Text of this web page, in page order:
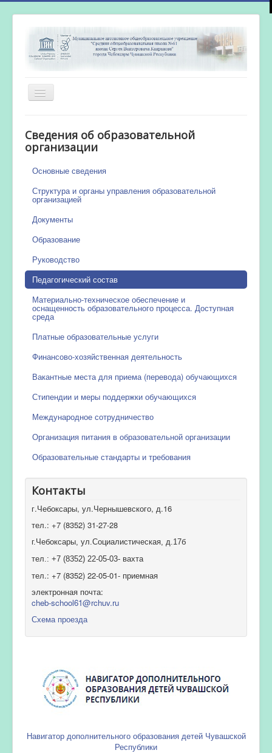
Включить/
выключить
Новости
Сведения об образовательной
организации
Основные сведения
Структура и органы управления образовательной
организацией
Документы
Образование
Руководство
Педагогический состав
Материально-техническое обеспечение и
оснащенность образовательного процесса. Доступная
среда
Платные образовательные услуги
Финансово-хозяйственная деятельность
Вакантные места для приема (перевода) обучающихся
Стипендии и меры поддержки обучающихся
Международное сотрудничество
Организация питания в образовательной организации
Образовательные стандарты и требования
Контакты
г.Чебоксары, ул.Чернышевского, д.16
тел.: +7 (8352) 31-27-28
г.Чебоксары, ул.Социалистическая, д.17б
тел.: +7 (8352) 22-05-03- вахта
тел.: +7 (8352) 22-05-01- приемная
электронная почта:
cheb-school61@rchuv.ru
Схема проезда
Навигатор дополнительного образования детей Чувашской
Республики